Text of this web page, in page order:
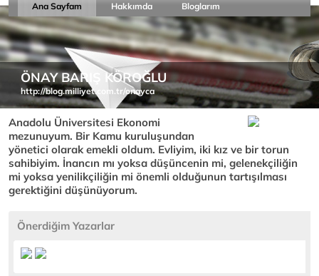
Ana Sayfam Hakkımda Bloglarım
ÖNAY BARIŞ KÖROĞLU
http://blog.milliyet.com.tr/onayca
Anadolu Üniversitesi Ekonomi
mezunuyum. Bir Kamu kuruluşundan
yönetici olarak emekli oldum. Evliyim, iki kız ve bir torun
sahibiyim. İnancın mı yoksa düşüncenin mi, gelenekçiliğin
mi yoksa yenilikçiliğin mi önemli olduğunun tartışılması
gerektiğini düşünüyorum.
Önerdiğim Yazarlar